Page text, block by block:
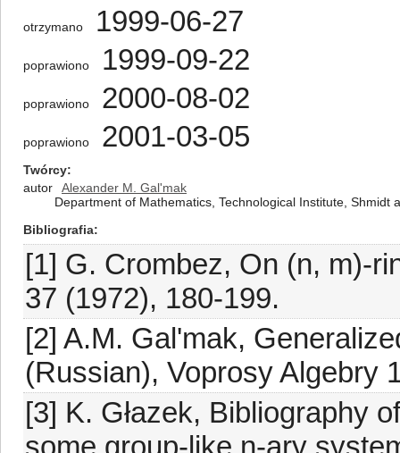
otrzymano 1999-06-27
poprawiono 1999-09-22
poprawiono 2000-08-02
poprawiono 2001-03-05
Twórcy
autor
Alexander M. Gal'mak
Department of Mathematics, Technological Institute, Shmidt
Bibliografia
[1] G. Crombez, On (n, m)-
37 (1972), 180-199.
[2] A.M. Gal'mak,
(Russian), Voprosy Algebry
[3] K. Głazek, Bibliography
some group-like n-ary